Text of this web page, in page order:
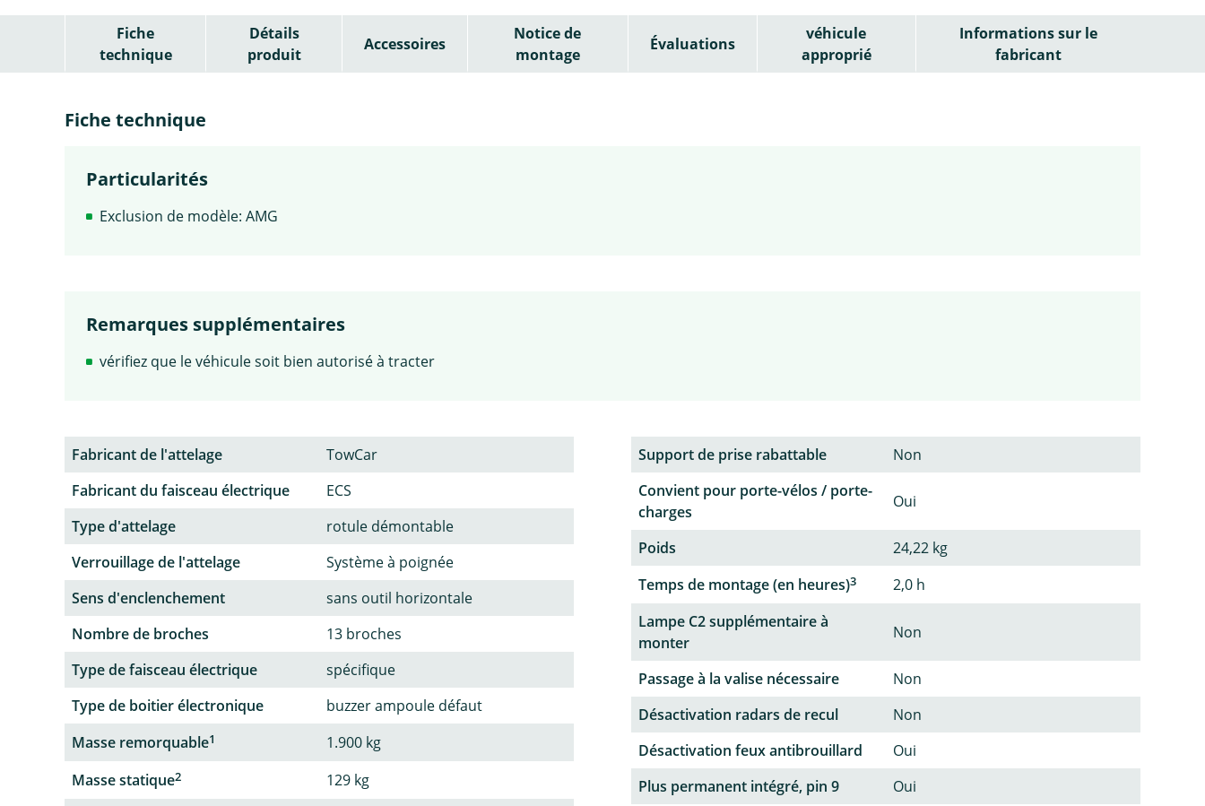
Fiche
technique
Détails
produit
Accessoires
Notice de
montage
Évaluations
véhicule
approprié
Informations sur le
fabricant
Fiche technique
Particularités
Exclusion de modèle: AMG
Remarques supplémentaires
vérifiez que le véhicule soit bien autorisé à tracter
Fabricant de l'attelage
TowCar
Fabricant du faisceau électrique
ECS
Type d'attelage
rotule démontable
Verrouillage de l'attelage
Système à poignée
Sens d'enclenchement
sans outil horizontale
Nombre de broches
13 broches
Type de faisceau électrique
spécifique
Type de boitier électronique
buzzer ampoule défaut
Masse remorquable1
1.900 kg
Masse statique2
129 kg
Support de prise rabattable
Non
Convient pour porte-vélos / porte-
charges
Oui
Poids
24,22 kg
Temps de montage (en heures)3
2,0 h
Lampe C2 supplémentaire à
monter
Non
Passage à la valise nécessaire
Non
Désactivation radars de recul
Non
Désactivation feux antibrouillard
Oui
Plus permanent intégré, pin 9
Oui